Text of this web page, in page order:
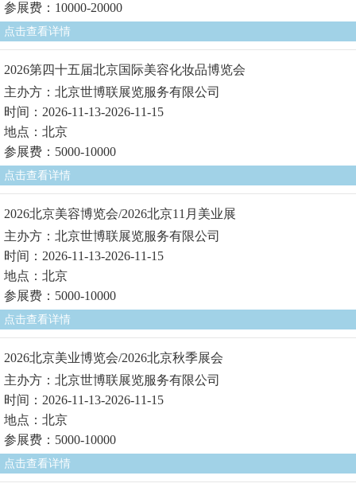
参展费：10000-20000
点击查看详情
2026第四十五届北京国际美容化妆品博览会
主办方：北京世博联展览服务有限公司
时间：2026-11-13-2026-11-15
地点：北京
参展费：5000-10000
点击查看详情
2026北京美容博览会/2026北京11月美业展
主办方：北京世博联展览服务有限公司
时间：2026-11-13-2026-11-15
地点：北京
参展费：5000-10000
点击查看详情
2026北京美业博览会/2026北京秋季展会
主办方：北京世博联展览服务有限公司
时间：2026-11-13-2026-11-15
地点：北京
参展费：5000-10000
点击查看详情